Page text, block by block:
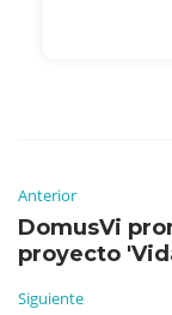
Anterior
DomusVi
proyecto
Siguiente